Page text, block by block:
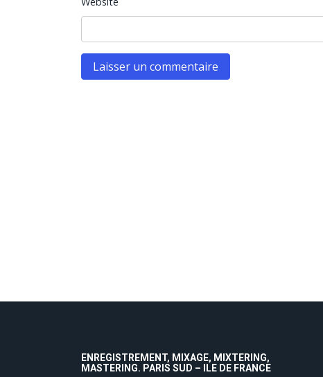
ENREGISTREMENT, MIXAGE, MIXTERING,
MASTERING. PARIS SUD – ILE DE FRANCE